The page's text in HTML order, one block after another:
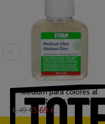
Medium para colores al
óleo Titan (100 ml)
8,49 €5,69 €